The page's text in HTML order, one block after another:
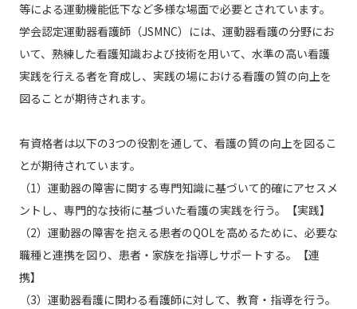
等による運動機能低下など多様な場面で必要とされています。
学会認定運動器看護師（JSMNC）には、運動器看護の分野にお
いて、熟練した看護知識および技術を用いて、水準の高い看護
実践を行える者を育成し、実践の場における看護の質の向上を
図ることが期待されます。
有資格者は以下の3つの役割を通して、看護の質の向上を図るこ
とが期待されています。
（1）運動器の障害に関する専門知識に基づいて的確にアセスメ
ントし、専門的な技術に基づいた看護の実践を行う。【実践】
（2）運動器の障害を抱える患者のQOLを高めるために、必要な
職種と連携を図り、患者・家族を指導しサポートする。【連
携】
（3）運動器看護に関わる看護師に対して、教育・指導を行う。